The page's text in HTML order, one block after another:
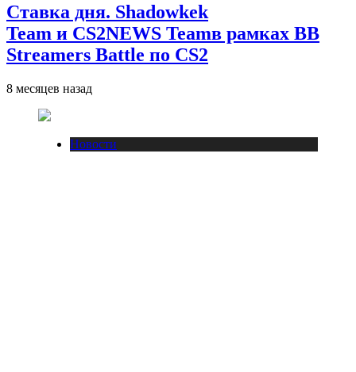
Ставка дня. Shadowkek
Team и CS2NEWS Teamв рамках BB
Streamers Battle по CS2
8 месяцев назад
Новости